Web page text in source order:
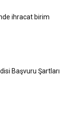
ihracat birim
Başvuru Şartları